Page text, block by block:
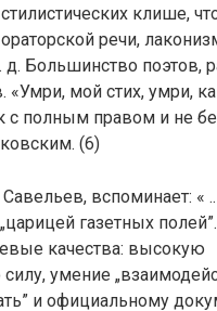
клише,
речи,
д. Большинство поэтов,
«Умри, мой стих, умри,
полным правом и не
(6)
вспоминает: «
газетных
качества: высокую
умение
и официальному